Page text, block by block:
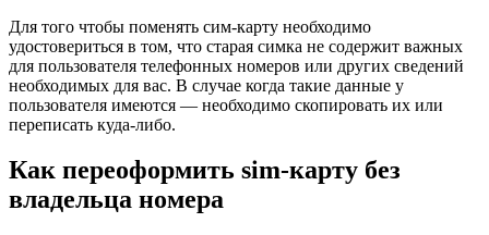
Для того чтобы поменять сим-карту необходимо
удостовериться в том, что старая симка не содержит важных
для пользователя телефонных номеров или других сведений
необходимых для вас. В случае когда такие данные у
пользователя имеются — необходимо скопировать их или
переписать куда-либо.
Как переоформить sim-карту без
владельца номера